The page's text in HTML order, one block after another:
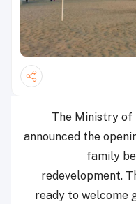
The Ministry of
announced the
family
redevelopment.
ready to welcome